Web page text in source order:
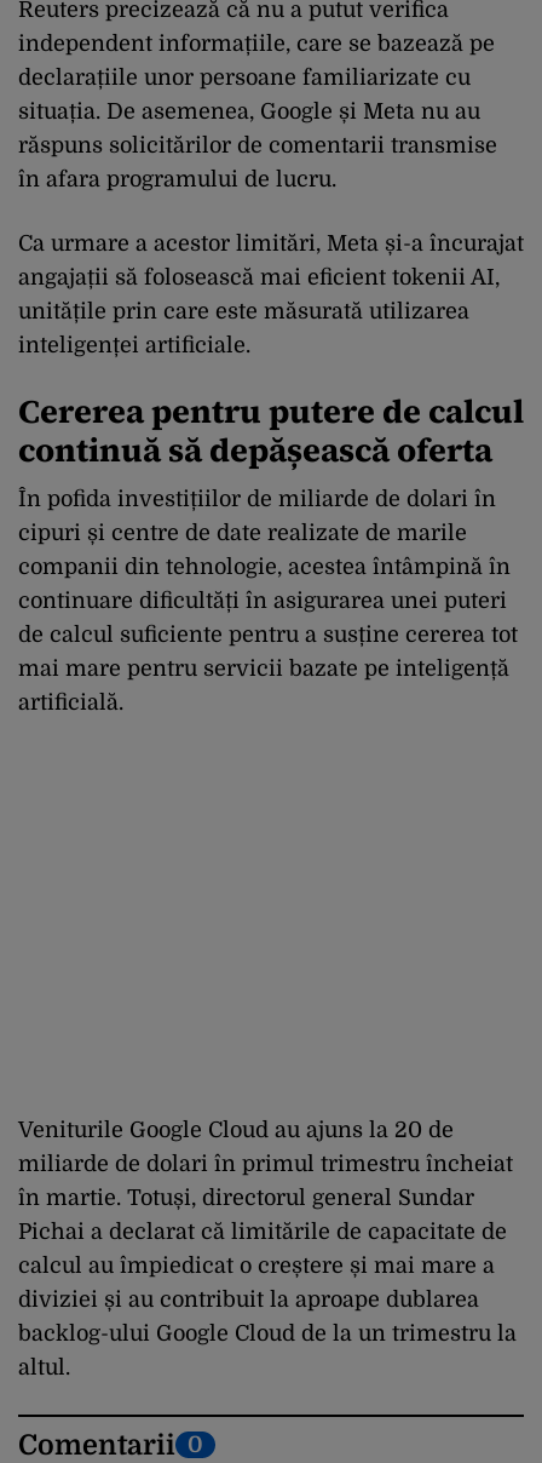
Reuters precizează că nu a putut verifica
independent informațiile, care se bazează pe
declarațiile unor persoane familiarizate cu
situația. De asemenea, Google și Meta nu au
răspuns solicitărilor de comentarii transmise
în afara programului de lucru.
Ca urmare a acestor limitări, Meta și-a încurajat
angajații să folosească mai eficient tokenii AI,
unitățile prin care este măsurată utilizarea
inteligenței artificiale.
Cererea pentru putere de calcul
continuă să depășească oferta
În pofida investițiilor de miliarde de dolari în
cipuri și centre de date realizate de marile
companii din tehnologie, acestea întâmpină în
continuare dificultăți în asigurarea unei puteri
de calcul suficiente pentru a susține cererea tot
mai mare pentru servicii bazate pe inteligență
artificială.
Veniturile Google Cloud au ajuns la 20 de
miliarde de dolari în primul trimestru încheiat
în martie. Totuși, directorul general Sundar
Pichai a declarat că limitările de capacitate de
calcul au împiedicat o creștere și mai mare a
diviziei și au contribuit la aproape dublarea
backlog-ului Google Cloud de la un trimestru la
altul.
Comentarii 0